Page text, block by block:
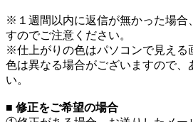
※１週間以内に返信が無かった場合
すのでご注意ください。
※仕上がりの色はパソコンで見える
色は異なる場合がございますので、
い。
■ 修正をご希望の場合